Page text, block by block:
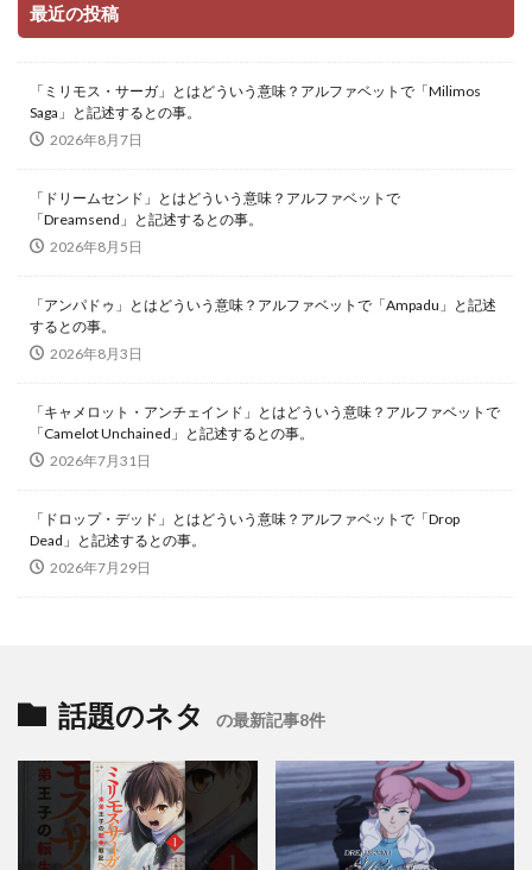
最近の投稿
「ミリモス・サーガ」とはどういう意味？アルファベットで「Milimos
Saga」と記述するとの事。
2026年8月7日
「ドリームセンド」とはどういう意味？アルファベットで
「Dreamsend」と記述するとの事。
2026年8月5日
「アンパドゥ」とはどういう意味？アルファベットで「Ampadu」と記述
するとの事。
2026年8月3日
「キャメロット・アンチェインド」とはどういう意味？アルファベットで
「Camelot Unchained」と記述するとの事。
2026年7月31日
「ドロップ・デッド」とはどういう意味？アルファベットで「Drop
Dead」と記述するとの事。
2026年7月29日
話題のネタ の最新記事8件